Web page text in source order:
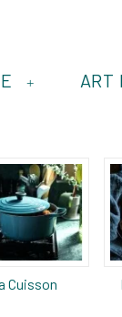
+ ART
Cuisson